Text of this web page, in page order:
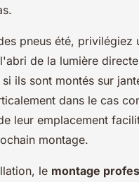
pneus été, privilégiez
de la lumière
ils sont montés sur
dans le cas
leur emplacement
montage.
le montage